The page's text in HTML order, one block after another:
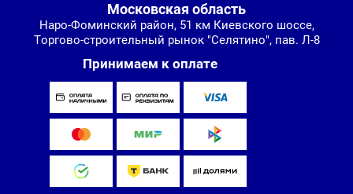
Московская область
Наро-Фоминский район, 51 км Киевского шоссе,
Торгово-строительный рынок "Селятино", пав. Л-8
Принимаем к оплате